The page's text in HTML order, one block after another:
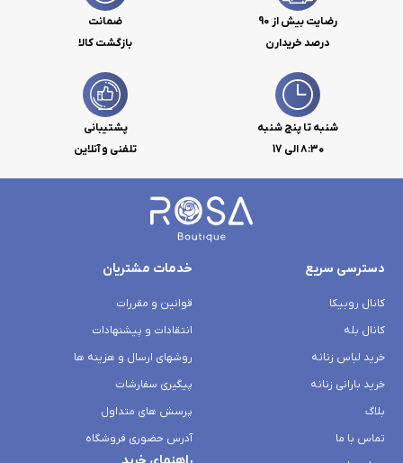
رضایت بیش از 90
درصد خریدارن
ضمانت
بازگشت کالا
شنبه تا پنج شنبه
۸:۳۰ الی 17
پشتیبانی
تلفنی و آنلاین
دسترسی سریع
کانال روبیکا
کانال بله
خرید لباس زنانه
خرید بارانی زنانه
بلاگ
تماس با ما
خدمات مشتریان
قوانین و مقررات
انتقادات و پیشنهادات
روشهای ارسال و هزینه ها
پیگیری سفارشات
پرسش های متداول
آدرس حضوری فروشگاه